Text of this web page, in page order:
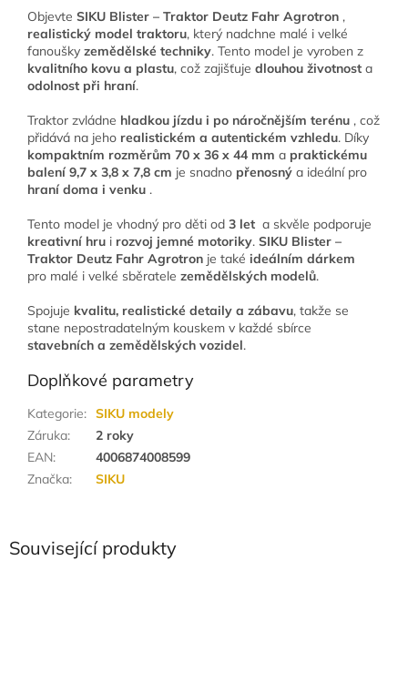
Související produkty
Objevte SIKU Blister – Traktor Deutz Fahr Agrotron ,
realistický model traktoru, který nadchne malé i velké
fanoušky zemědělské techniky. Tento model je vyroben z
kvalitního kovu a plastu, což zajišťuje dlouhou životnost a
odolnost při hraní.
Traktor zvládne hladkou jízdu i po náročnějším terénu , což
přidává na jeho realistickém a autentickém vzhledu. Díky
kompaktním rozměrům 70 x 36 x 44 mm a praktickému
balení 9,7 x 3,8 x 7,8 cm je snadno přenosný a ideální pro
hraní doma i venku .
Tento model je vhodný pro děti od 3 let a skvěle podporuje
kreativní hru i rozvoj jemné motoriky. SIKU Blister –
Traktor Deutz Fahr Agrotron je také ideálním dárkem
pro malé i velké sběratele zemědělských modelů.
Spojuje kvalitu, realistické detaily a zábavu, takže se
stane nepostradatelným kouskem v každé sbírce
stavebních a zemědělských vozidel.
Doplňkové parametry
Kategorie: SIKU modely
Záruka:
2 roky
EAN:
4006874008599
Značka: SIKU